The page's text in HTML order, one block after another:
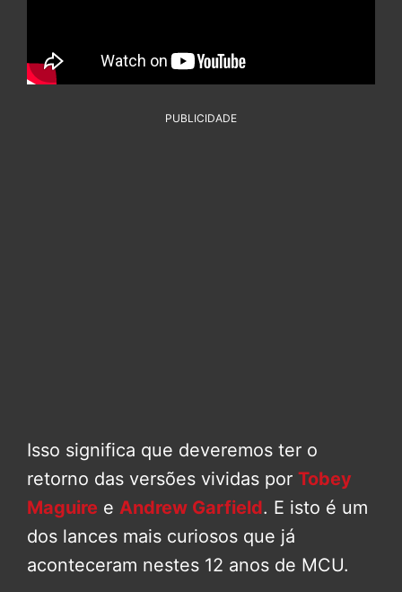
PUBLICIDADE
Isso significa que deveremos ter o
retorno das versões vividas por Tobey
Maguire e Andrew Garfield. E isto é um
dos lances mais curiosos que já
aconteceram nestes 12 anos de MCU.